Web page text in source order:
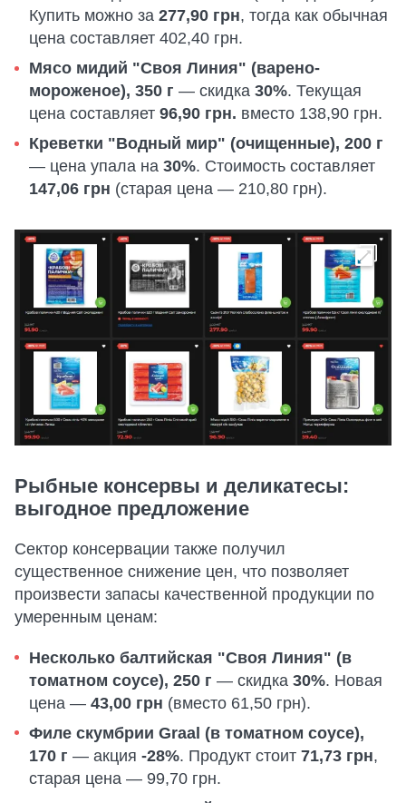
Купить можно за 277,90 грн, тогда как обычная
цена составляет 402,40 грн.
Мясо мидий "Своя Линия" (варено-
мороженое), 350 г — скидка 30%. Текущая
цена составляет 96,90 грн. вместо 138,90 грн.
Креветки "Водный мир" (очищенные), 200 г
— цена упала на 30%. Стоимость составляет
147,06 грн (старая цена — 210,80 грн).
Рыбные консервы и деликатесы:
выгодное предложение
Сектор консервации также получил
существенное снижение цен, что позволяет
произвести запасы качественной продукции по
умеренным ценам:
Несколько балтийская "Своя Линия" (в
томатном соусе), 250 г — скидка 30%. Новая
цена — 43,00 грн (вместо 61,50 грн).
Филе скумбрии Graal (в томатном соусе),
170 г — акция -28%. Продукт стоит 71,73 грн,
старая цена — 99,70 грн.